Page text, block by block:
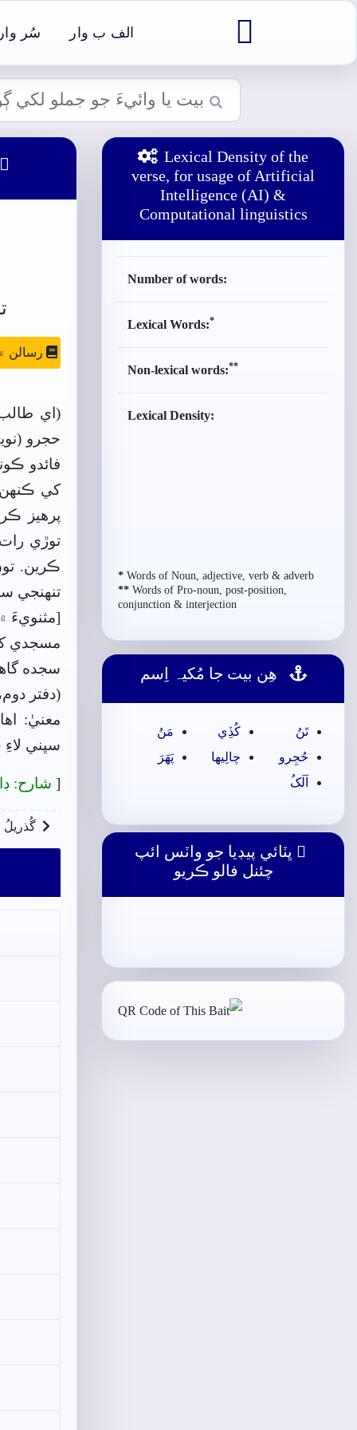
 الف ب وار سُر
Lexical Density of the
verse, for usage of Artificial
Intelligence (AI) &
Computational linguistics
Number of words:
Lexical Words:*
Non-lexical words:**
Lexical Density:
* Words of Noun, adjective, verb & adverb
** Words of Pro-noun, post-position,
conjunction & interjection
ھِن بيت جا مُکيہ اِسم
تَنُ کُڏِي
مَنُ
حُجِرو
چالِيھا
پَھَرَ
اَلَکُ
ڀٽائي پيڊيا جو واٽس ائپ
چئنل فالو ڪريو
رسالن ۾
(اي
حجرو
فائدو
کي
پرهيز
توڙي
ڪرين.
تنھنجي
[مثنويءَ
مسجدي
سجده
(دفتر دوم،
معنيٰ:
سڀني
[ شارح:
گُذريلُ